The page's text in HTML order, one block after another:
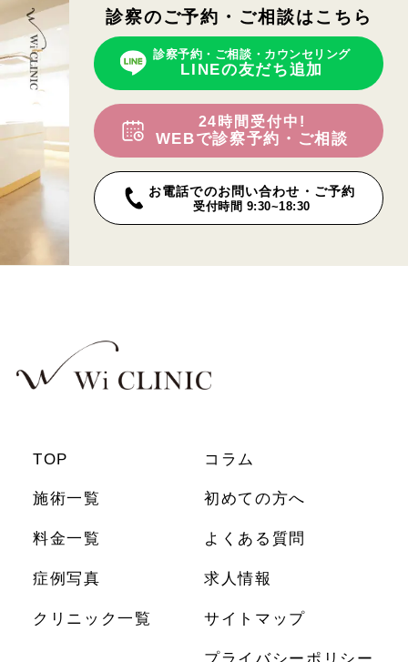
診察のご予約・ご相談はこちら
診察予約・ご相談・カウンセリング
LINEの友だち追加
24時間受付中!
WEBで診察予約・ご相談
お電話でのお問い合わせ・ご予約
受付時間 9:30~18:30
TOP
施術一覧
料金一覧
症例写真
クリニック一覧
コラム
初めての方へ
よくある質問
求人情報
サイトマップ